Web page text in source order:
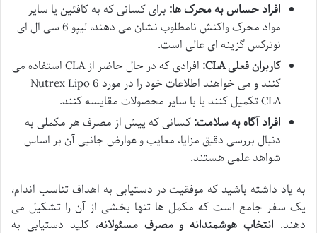
افراد حساس به محرک ها: برای کسانی که به کافئین یا سایر
مواد محرک واکنش نامطلوب نشان می دهند، لیپو 6 سی ال ای
نوترکس گزینه ای عالی است.
کاربران فعلی CLA:
افرادی که در حال حاضر از CLA استفاده می
کنند و می خواهند اطلاعات خود را در مورد Nutrex Lipo 6
CLA تکمیل کنند یا با سایر محصولات مقایسه کنند.
افراد آگاه به سلامت:کسانی که پیش از مصرف هر مکملی به
دنبال بررسی دقیق مزایا، معایب و عوارض جانبی آن بر اساس
شواهد علمی هستند.
به یاد داشته باشید که موفقیت در دستیابی به اهداف تناسب اندام،
یک سفر جامع است که مکمل ها تنها بخشی از آن را تشکیل می
دهند. انتخاب هوشمندانه و مصرف مسئولانه، کلید دستیابی به